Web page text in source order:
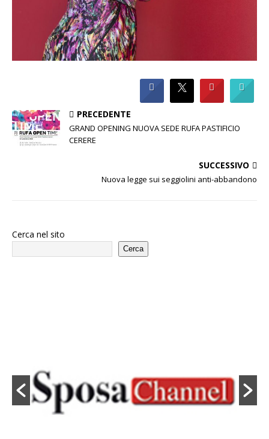
PRECEDENTE
GRAND OPENING NUOVA SEDE RUFA PASTIFICIO
CERERE
SUCCESSIVO
Nuova legge sui seggiolini anti-abbandono
Cerca nel sito
Cerca